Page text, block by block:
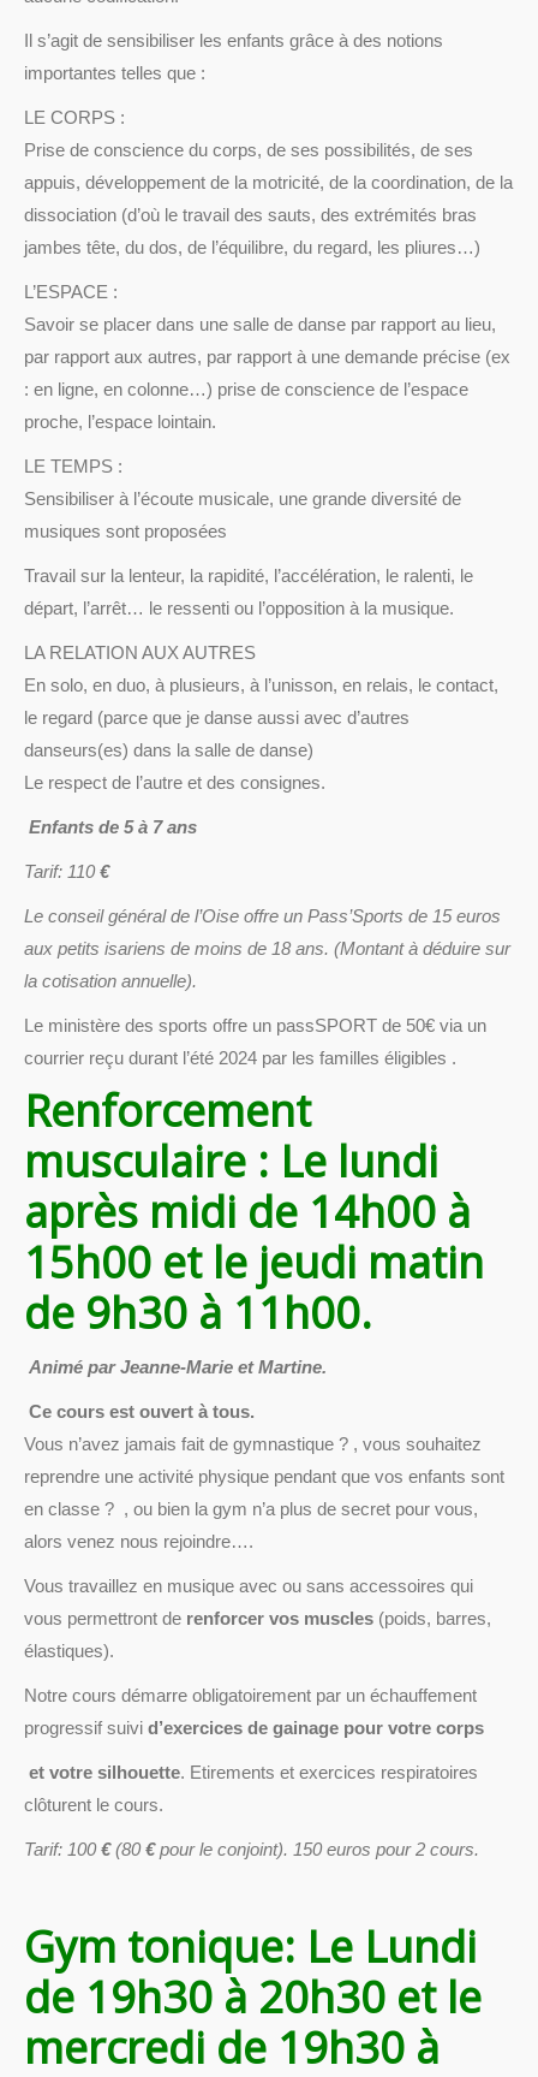
Il s’agit de sensibiliser les enfants grâce à des notions
importantes telles que :
LE CORPS :
Prise de conscience du corps, de ses possibilités, de ses
appuis, développement de la motricité, de la coordination, de la
dissociation (d’où le travail des sauts, des extrémités bras
jambes tête, du dos, de l’équilibre, du regard, les pliures…)
L’ESPACE :
Savoir se placer dans une salle de danse par rapport au lieu,
par rapport aux autres, par rapport à une demande précise (ex
: en ligne, en colonne…) prise de conscience de l’espace
proche, l’espace lointain.
LE TEMPS :
Sensibiliser à l’écoute musicale, une grande diversité de
musiques sont proposées
Travail sur la lenteur, la rapidité, l’accélération, le ralenti, le
départ, l’arrêt… le ressenti ou l’opposition à la musique.
LA RELATION AUX AUTRES
En solo, en duo, à plusieurs, à l’unisson, en relais, le contact,
le regard (parce que je danse aussi avec d’autres
danseurs(es) dans la salle de danse)
Le respect de l’autre et des consignes.
Enfants de 5 à 7 ans
Tarif: 110€
Le conseil général de l’Oise offre un Pass’Sports de 15 euros
aux petits isariens de moins de 18 ans. (Montant à déduire sur
la cotisation annuelle).
Le ministère des sports offre un passSPORT de 50€ via un
courrier reçu durant l’été 2024 par les familles éligibles .
Renforcement
musculaire : Le lundi
après midi de 14h00 à
15h00 et le jeudi matin
de 9h30 à 11h00.
Animé par Jeanne-Marie et Martine.
Ce cours est ouvert à tous.
Vous n’avez jamais fait de gymnastique ? , vous souhaitez
reprendre une activité physique pendant que vos enfants sont
en classe ? , ou bien la gym n’a plus de secret pour vous,
alors venez nous rejoindre….
Vous travaillez en musique avec ou sans accessoires qui
vous permettront de renforcer vos muscles (poids, barres,
élastiques).
Notre cours démarre obligatoirement par un échauffement
progressif suivi d’exercices de gainage pour votre corps
et votre silhouette. Etirements et exercices respiratoires
clôturent le cours.
Tarif: 100€(80€pour le conjoint). 150 euros pour 2 cours.
Gym tonique: Le Lundi
de 19h30 à 20h30 et le
mercredi de 19h30 à